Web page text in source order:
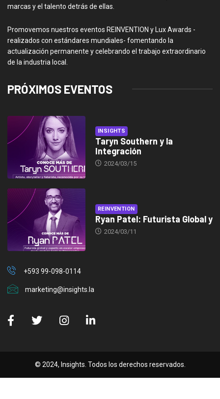
marcas y el talento detrás de ellas.
Promovemos nuestros eventos REINVENTION y Lux Awards -
realizados con estándares mundiales- fomentando la
actualización permanente y celebrando el trabajo extraordinario
de la industria local.
PRÓXIMOS EVENTOS
INSIGHTS
Taryn Southern y la
Integración
2024/03/15
REINVENTION
Ryan Patel: Futurista Global y
2024/03/11
+593 99-098-0114
marketing@insights.la
© 2024, Insights. Todos los derechos reservados.